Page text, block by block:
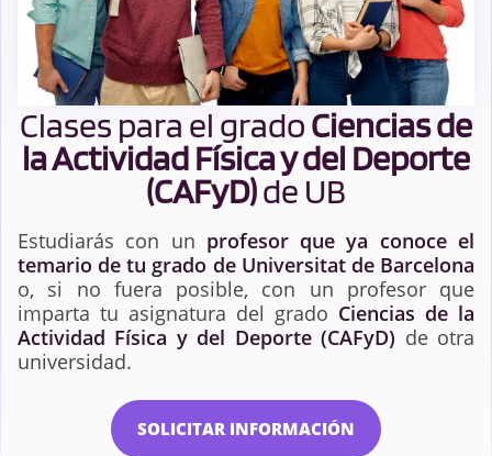
Clases para el gradoCiencias de
la Actividad Física y del Deporte
(CAFyD)de UB
Estudiarás con un profesor que ya conoce el
temario de tu grado de Universitat de Barcelona
o, si no fuera posible, con un profesor que
imparta tu asignatura del grado Ciencias de la
Actividad Física y del Deporte (CAFyD) de otra
universidad.
SOLICITAR INFORMACIÓN